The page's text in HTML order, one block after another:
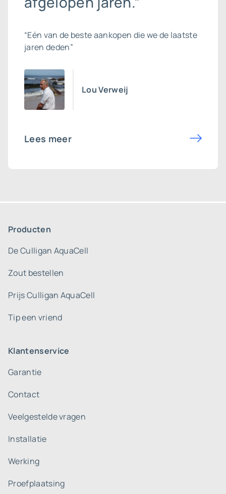
“Eén van de beste aankopen die we de laatste
jaren deden”
Lou Verweij
Lees meer
Producten
De Culligan AquaCell
Zout bestellen
Prijs Culligan AquaCell
Tip een vriend
Klantenservice
Garantie
Contact
Veelgestelde vragen
Installatie
Werking
Proefplaatsing